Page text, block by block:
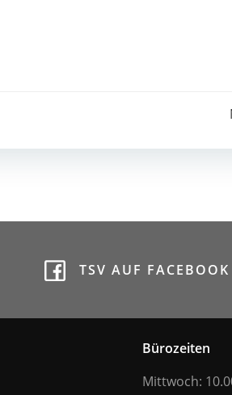
navigation
TSV AUF FACEBOOK
Bürozeiten
Mittwoch: